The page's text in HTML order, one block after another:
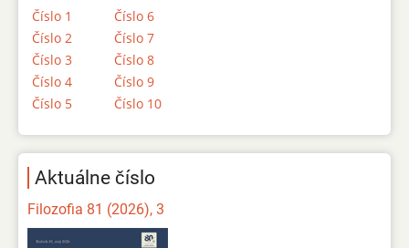
Číslo 1
Číslo 2
Číslo 3
Číslo 4
Číslo 5
Číslo 6
Číslo 7
Číslo 8
Číslo 9
Číslo 10
Aktuálne číslo
Filozofia 81 (2026), 3